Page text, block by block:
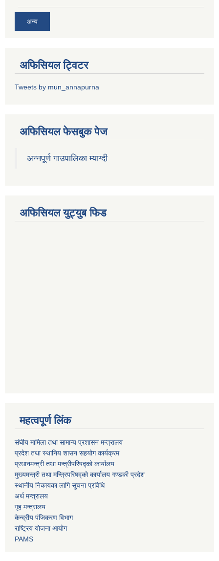
अन्य
अफिसियल ट्विटर
Tweets by mun_annapurna
अफिसियल फेसबुक पेज
अन्नपूर्ण गाउपालिका म्याग्दी
अफिसियल युट्युब फिड
महत्वपूर्ण लिंक
संघीय मामिला तथा सामान्य प्रशासन मन्त्रालय
प्रदेश तथा स्थानिय शासन सहयोग कार्यक्रम
प्रधानमन्त्री तथा मन्त्रीपरिषद्को कार्यालय
मुख्यमन्त्री तथा मन्त्रिपरिषद्को कार्यालय गण्डकी प्रदेश
स्थानीय निकायका लागि सुचना प्रविधि
अर्थ मन्त्रालय
गृह मन्त्रालय
केन्द्रीय पंजिकरण विभाग
राष्ट्रिय योजना आयोग
PAMS